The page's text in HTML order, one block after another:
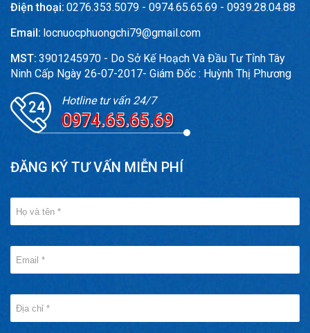
Điện thoại: 0276.353.5079 - 0974.65.65.69 - 0939.28.04.88
Email: locnuocphuongchi79@gmail.com
MST: 3901245970 - Do Sở Kế Hoạch Và Đầu Tư Tỉnh Tây
Ninh Cấp Ngày 26-07-2017- Giám Đốc : Huỳnh Thị Phương
Hotline tư vấn 24/7
0974.65.65.69
ĐĂNG KÝ TƯ VẤN MIỄN PHÍ